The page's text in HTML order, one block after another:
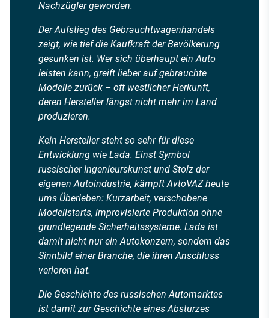
Nachzügler geworden.
Der Aufstieg des Gebrauchtwagenhandels
zeigt, wie tief die Kaufkraft der Bevölkerung
gesunken ist. Wer sich überhaupt ein Auto
leisten kann, greift lieber auf gebrauchte
Modelle zurück – oft westlicher Herkunft,
deren Hersteller längst nicht mehr im Land
produzieren.
Kein Hersteller steht so sehr für diese
Entwicklung wie Lada. Einst Symbol
russischer Ingenieurskunst und Stolz der
eigenen Autoindustrie, kämpft AvtoVAZ heute
ums Überleben: Kurzarbeit, verschobene
Modellstarts, improvisierte Produktion ohne
grundlegende Sicherheitssysteme. Lada ist
damit nicht nur ein Autokonzern, sondern das
Sinnbild einer Branche, die ihren Anschluss
verloren hat.
Die Geschichte des russischen Automarktes
ist damit zur Geschichte eines Absturzes